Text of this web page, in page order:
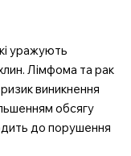
уражують
Лімфома та рак
виникнення
обсягу
до порушення